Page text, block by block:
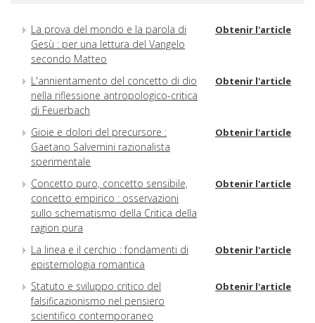
La prova del mondo e la parola di
Gesù : per una lettura del Vangelo
secondo Matteo
Obtenir l'article
L'annientamento del concetto di dio
nella riflessione antropologico-critica
di Feuerbach
Obtenir l'article
Gioie e dolori del precursore :
Gaetano Salvemini razionalista
sperimentale
Obtenir l'article
Concetto puro, concetto sensibile,
concetto empirico : osservazioni
sullo schematismo della Critica della
ragion pura
Obtenir l'article
La linea e il cerchio : fondamenti di
epistemologia romantica
Obtenir l'article
Statuto e sviluppo critico del
falsificazionismo nel pensiero
scientifico contemporaneo
Obtenir l'article